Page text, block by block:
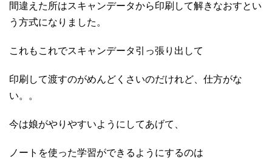
間違えた所はスキャンデータから印刷して解きなおすとい
う方式になりました。
これもこれでスキャンデータ引っ張り出して
印刷して渡すのがめんどくさいのだけれど、仕方がな
い。。
今は娘がやりやすいようにしてあげて、
ノートを使った学習ができるようにするのは